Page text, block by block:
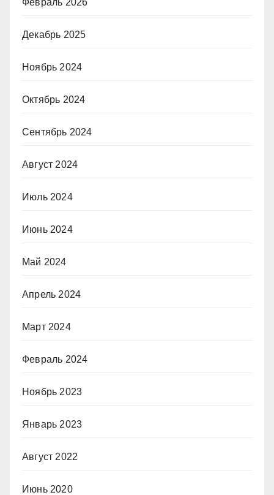
Декабрь 2025
Ноябрь 2024
Октябрь 2024
Сентябрь 2024
Август 2024
Июль 2024
Июнь 2024
Май 2024
Апрель 2024
Март 2024
Февраль 2024
Ноябрь 2023
Январь 2023
Август 2022
Июнь 2020